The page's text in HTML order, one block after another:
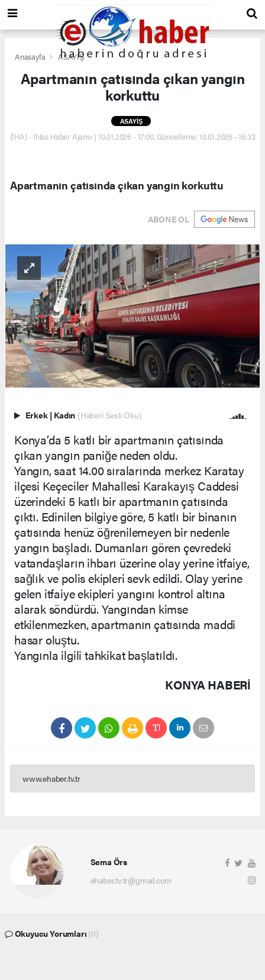
Anasayfa ASAYİŞ
Apartmanın çatısında çıkan yangın
korkuttu
ASAYİŞ
(İHA) - İhlas Haber Ajansı | 10.01.2026 - 17:00, Güncelleme: 10.01.2026 - 16:33
Apartmanın çatısında çıkan yangın korkuttu
ABONE OL
Erkek | Kadın (Haberi Sesli Oku)
Konya’da 5 katlı bir apartmanın çatısında
çıkan yangın paniğe neden oldu.
Yangın, saat 14.00 sıralarında merkez Karatay
ilçesi Keçeciler Mahallesi Karakayış Caddesi
üzerindeki 5 katlı bir apartmanın çatısında
çıktı. Edinilen bilgiye göre, 5 katlı bir binanın
çatısında henüz öğrenilemeyen bir nedenle
yangın başladı. Dumanları gören çevredeki
vatandaşların ihbarı üzerine olay yerine itfaiye,
sağlık ve polis ekipleri sevk edildi. Olay yerine
gelen itfaiye ekipleri yangını kontrol altına
alarak söndürdü. Yangından kimse
etkilenmezken, apartmanın çatısında maddi
hasar oluştu.
Yangınla ilgili tahkikat başlatıldı.
KONYA HABERİ
www.ehaber.tv.tr
Sema Örs
ehaber.tv.tr@gmail.com
Okuyucu Yorumları (0)